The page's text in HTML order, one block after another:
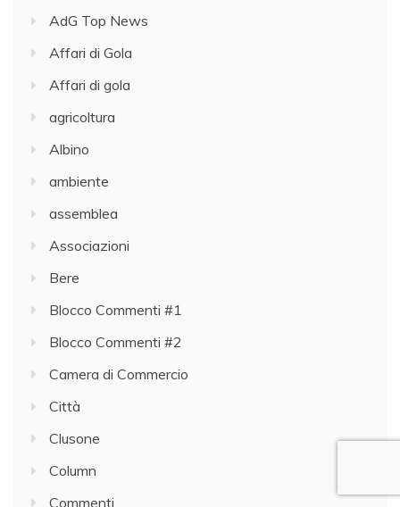
AdG Top News
Affari di Gola
Affari di gola
agricoltura
Albino
ambiente
assemblea
Associazioni
Bere
Blocco Commenti #1
Blocco Commenti #2
Camera di Commercio
Città
Clusone
Column
Commenti